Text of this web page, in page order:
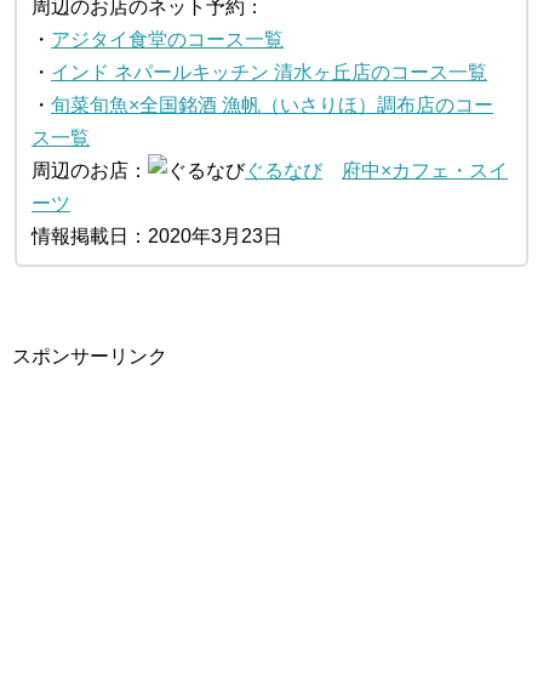
周辺のお店のネット予約：
・ アジタイ食堂のコース一覧
・ インド ネパールキッチン 清水ヶ丘店のコース一覧
・ 旬菜旬魚×全国銘酒 漁帆（いさりほ）調布店のコー
ス一覧
周辺のお店：
ぐるなび
府中×カフェ・スイ
ーツ
情報掲載日：2020年3月23日
スポンサーリンク